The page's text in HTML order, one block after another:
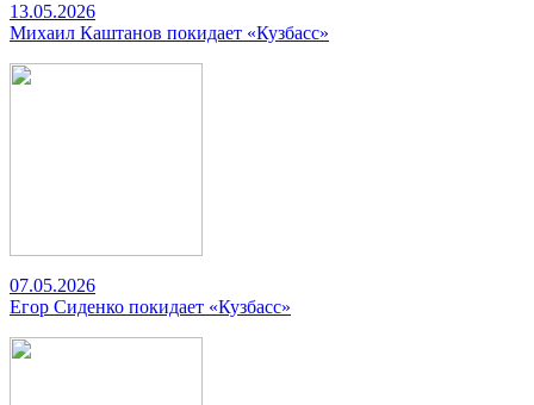
13.05.2026
Михаил Каштанов покидает «Кузбасс»
07.05.2026
Егор Сиденко покидает «Кузбасс»